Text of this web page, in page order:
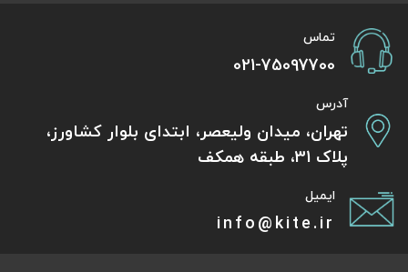
تماس
021-75097700
آدرس
تهران، میدان ولیعصر، ابتدای بلوار کشاورز،
پلاک 31، طبقه همکف
ایمیل
info@kite.ir